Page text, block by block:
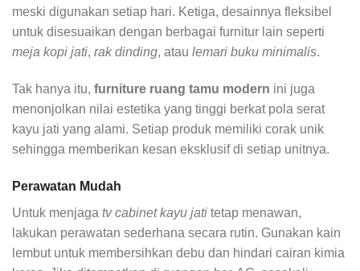
meski digunakan setiap hari. Ketiga, desainnya fleksibel
untuk disesuaikan dengan berbagai furnitur lain seperti
meja kopi jati, rak dinding, atau lemari buku minimalis.
Tak hanya itu, furniture ruang tamu modern ini juga
menonjolkan nilai estetika yang tinggi berkat pola serat
kayu jati yang alami. Setiap produk memiliki corak unik
sehingga memberikan kesan eksklusif di setiap unitnya.
Perawatan Mudah
Untuk menjaga tv cabinet kayu jati tetap menawan,
lakukan perawatan sederhana secara rutin. Gunakan kain
lembut untuk membersihkan debu dan hindari cairan kimia